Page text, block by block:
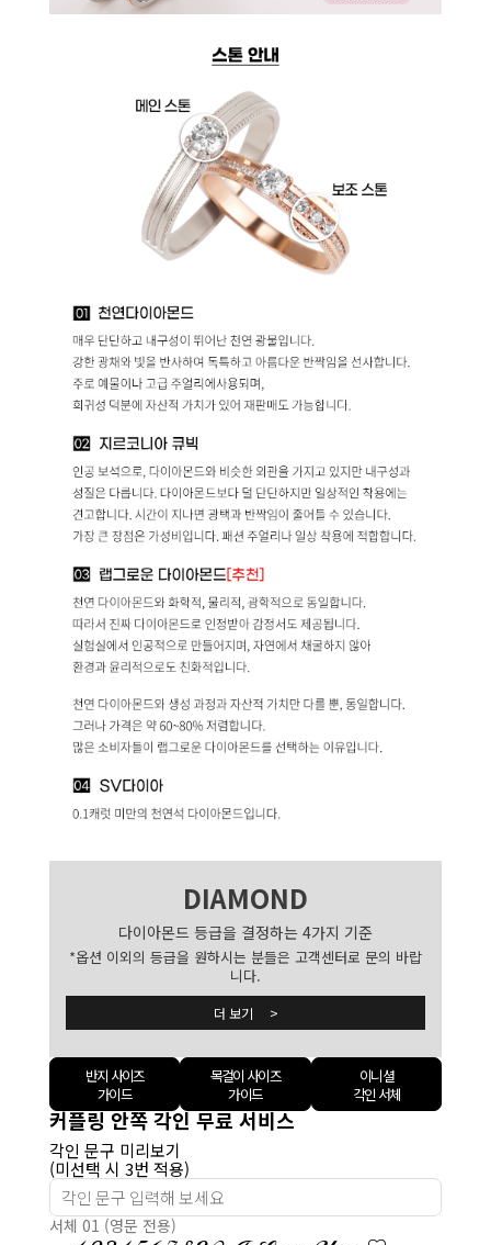
DIAMOND
다이아몬드 등급을 결정하는 4가지 기준
*옵션 이외의 등급을 원하시는 분들은 고객센터로 문의 바랍
니다.
더 보기 >
반지 사이즈
가이드
목걸이 사이즈
가이드
이니셜
각인 서체
커플링 안쪽 각인 무료 서비스
각인 문구 미리보기
(미선택 시 3번 적용)
서체 01 (영문 전용)